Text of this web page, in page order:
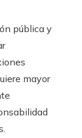
pública y
mayor